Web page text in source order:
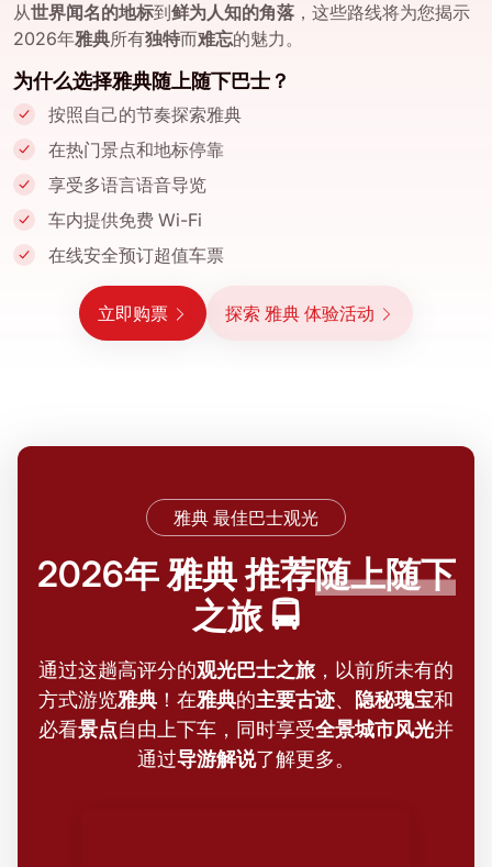
从世界闻名的地标到鲜为人知的角落 ，这些路线将为您揭示
2026年雅典所有独特而难忘的魅力。
为什么选择雅典随上随下巴士？
按照自己的节奏探索雅典
在热门景点和地标停靠
享受多语言语音导览
车内提供免费 Wi-Fi
在线安全预订超值车票
立即购票 探索 雅典 体验活动
雅典 最佳巴士观光
2026年 雅典 推荐随上随下
之旅 🚍
通过这趟高评分的观光巴士之旅 ，以前所未有的
方式游览雅典 ！在雅典的主要古迹、 隐秘瑰宝和
必看景点自由上下车，同时享受全景城市风光并
通过导游解说了解更多。